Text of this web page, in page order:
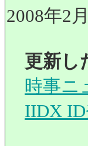
2008年2
更新し
時事ニ
IIDX